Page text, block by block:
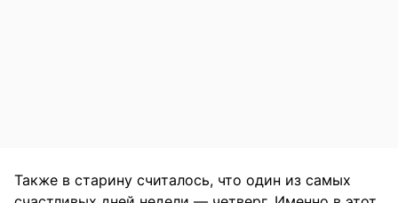
Также в старину считалось, что один из самых